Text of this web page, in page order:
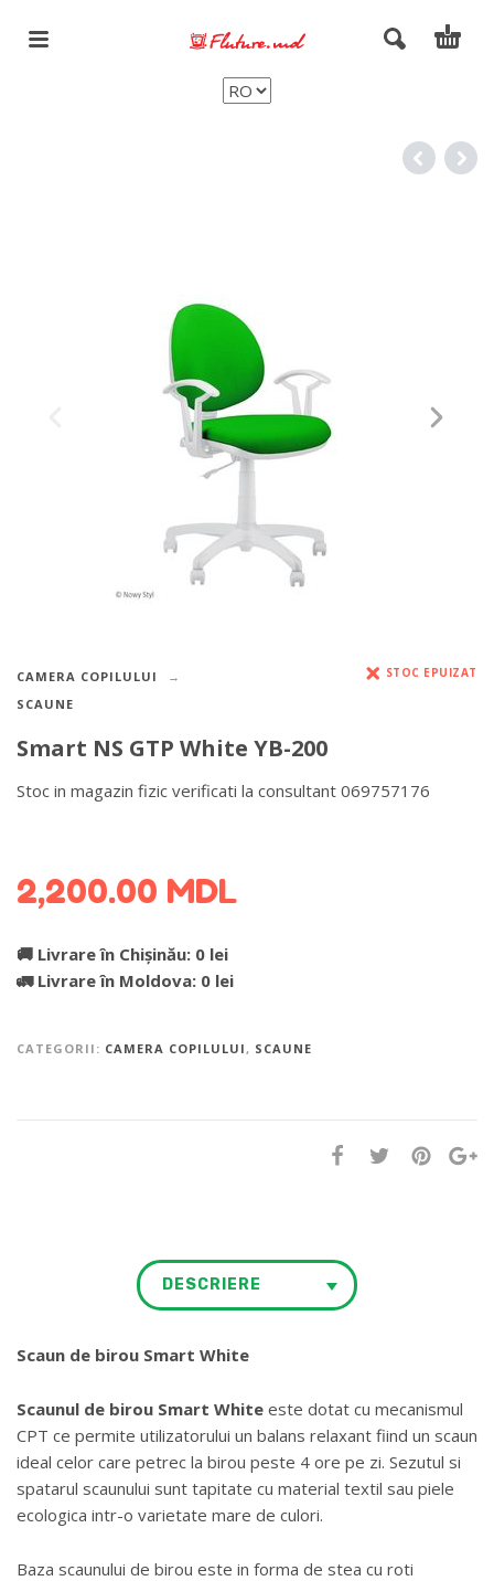
CAMERA COPILULUI
SCAUNE
STOC EPUIZAT
Smart NS GTP White YB-200
Stoc in magazin fizic verificati la consultant 069757176
2,200.00 MDL
🚚 Livrare în Chișinău: 0 lei
🚛 Livrare în Moldova: 0 lei
CATEGORII: CAMERA COPILULUI , SCAUNE
DESCRIERE
Scaun de birou Smart White
Scaunul de birou Smart White este dotat cu mecanismul
CPT ce permite utilizatorului un balans relaxant fiind un scaun
ideal celor care petrec la birou peste 4 ore pe zi. Sezutul si
spatarul scaunului sunt tapitate cu material textil sau piele
ecologica intr-o varietate mare de culori.
Baza scaunului de birou este in forma de stea cu roti